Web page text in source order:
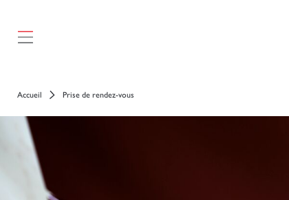
Accueil Prise de rendez-vous